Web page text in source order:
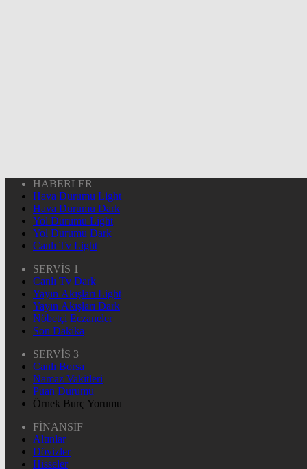
HABERLER
Hava Durumu Light
Hava Durumu Dark
Yol Durumu Light
Yol Durumu Dark
Canlı Tv Light
SERVİS 1
Canlı Tv Dark
Yayın Akışları Light
Yayın Akışları Dark
Nöbetçi Eczaneler
Son Dakika
SERVİS 3
Canlı Borsa
Namaz Vakitleri
Puan Durumu
Örnek Burç Yorumu
FİNANSİF
Altınlar
Dövizler
Hisseler